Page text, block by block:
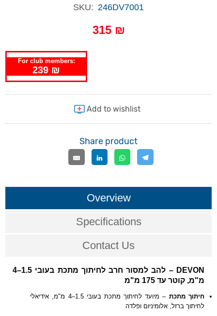
SKU: 246DV7001
315 ₪
For club members:
239 ₪
Share product
Overview
Specifications
Contact Us
DEVON – להב למסור חרב לחיתוך מתכת בעובי 1.5–4
מ"מ, קוטר עד 175 מ"מ
חיתוך מתכת
– מיועד לחיתוך מתכת בעובי 1.5–4 מ"מ, אידיאלי
לחיתוך ברזל, אלומיניום ופלדה